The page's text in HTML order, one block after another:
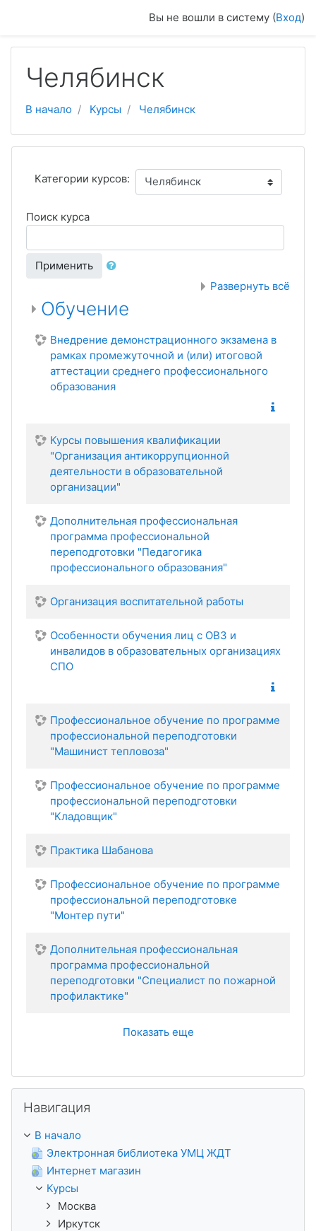
Вы не вошли в систему (Вход)
Челябинск
В начало Курсы Челябинск
Категории курсов:
Поиск курса
Применить
Развернуть всё
Обучение
Внедрение демонстрационного экзамена в
рамках промежуточной и (или) итоговой
аттестации среднего профессионального
образования
Курсы повышения квалификации
"Организация антикоррупционной
деятельности в образовательной
организации"
Дополнительная профессиональная
программа профессиональной
переподготовки "Педагогика
профессионального образования"
Организация воспитательной работы
Особенности обучения лиц с ОВЗ и
инвалидов в образовательных организациях
СПО
Профессиональное обучение по программе
профессиональной переподготовки
"Машинист тепловоза"
Профессиональное обучение по программе
профессиональной переподготовки
"Кладовщик"
Практика Шабанова
Профессиональное обучение по программе
профессиональной переподготовке
"Монтер пути"
Дополнительная профессиональная
программа профессиональной
переподготовки "Специалист по пожарной
профилактике"
Показать еще
Навигация
В начало
Электронная библиотека УМЦ ЖДТ
Интернет магазин
Курсы
Москва
Иркутск